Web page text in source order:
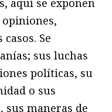
aquí se exponen
Se
sus luchas
políticas, su
o sus
sus maneras de